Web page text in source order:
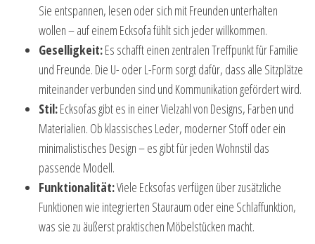
Sie entspannen, lesen oder sich mit Freunden unterhalten
wollen – auf einem Ecksofa fühlt sich jeder willkommen.
Geselligkeit:Es schafft einen zentralen Treffpunkt für Familie
und Freunde. Die U- oder L-Form sorgt dafür, dass alle Sitzplätze
miteinander verbunden sind und Kommunikation gefördert wird.
Stil:Ecksofas gibt es in einer Vielzahl von Designs, Farben und
Materialien. Ob klassisches Leder, moderner Stoff oder ein
minimalistisches Design – es gibt für jeden Wohnstil das
passende Modell.
Funktionalität:Viele Ecksofas verfügen über zusätzliche
Funktionen wie integrierten Stauraum oder eine Schlaffunktion,
was sie zu äußerst praktischen Möbelstücken macht.